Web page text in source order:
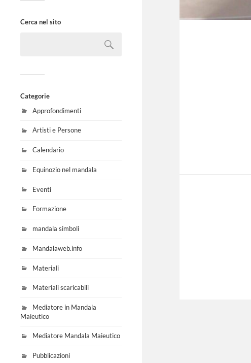
Cerca nel sito
Categorie
Approfondimenti
Artisti e Persone
Calendario
Equinozio nel mandala
Eventi
Formazione
mandala simboli
Mandalaweb.info
Materiali
Materiali scaricabili
Mediatore in Mandala
Maieutico
Mediatore Mandala Maieutico
Pubblicazioni